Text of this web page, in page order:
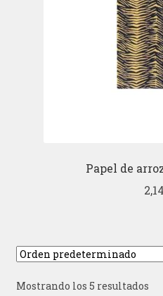
Papel de
2,14
Mostrando los 5 resultados